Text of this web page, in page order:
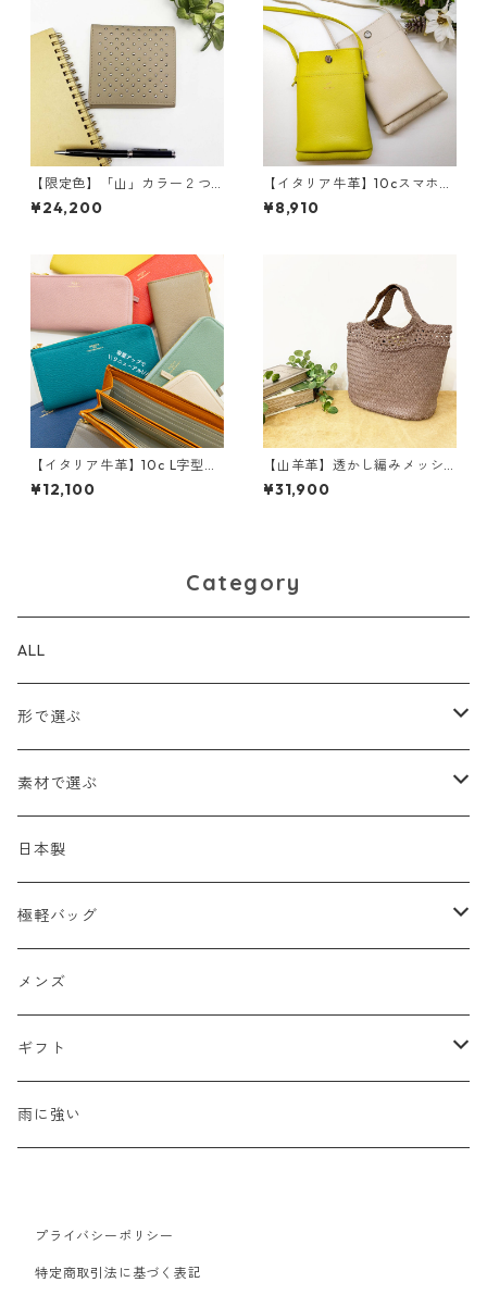
【限定色】「山」カラー２つ
折り財布 <4色展開> 本革
牛革 レザーウォレット 革
¥24,200
【イタリア牛革】10cスマホシ
ョルダーポーチ 本革 スマ
ホショルダー ショルダーポ
¥8,910
【イタリア牛革】10c L字型マ
チつき長財布<11色展開> 本
革 レザーウォレット 革小
¥12,100
【山羊革】透かし編みメッシ
ュトートバッグ Sサイズ<４色
展開> 手編み ハンドメイ
¥31,900
Category
ALL
形で選ぶ
トートバッグ
ショルダーバッグ
2WAY
リュック
ビジネスバッグ
ハンドバッグ
素材で選ぶ
メッシュ
エナメル
革Ｘ異素材コンビ
牛革
水牛革
豚革
日本製
極軽バッグ
メンズ
レディース
メンズ
ギフト
母の日
バレンタイン
雨に強い
プライバシーポリシー
特定商取引法に基づく表記